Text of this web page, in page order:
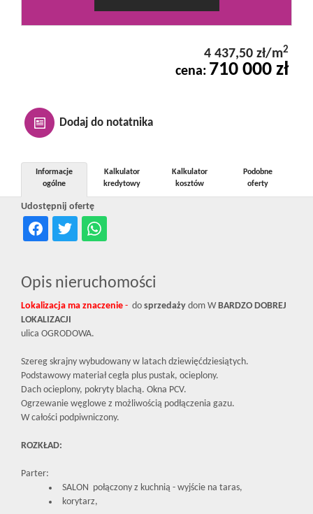
Kontakt
dla
4 437,50 zł/m2
cena: 710 000 zł
Dodaj do notatnika
Udostępnij ofertę
Informacje
ogólne
Kalkulator
kredytowy
Kalkulator
kosztów
Podobne
oferty
Opis nieruchomości
Lokalizacja ma znaczenie - do sprzedaży dom WBARDZO DOBREJ
LOKALIZACJI
ulica OGRODOWA.
Szereg skrajny wybudowany w latach dziewięćdziesiątych.
Podstawowy materiał cegła plus pustak, ocieplony.
Dach ocieplony, pokryty blachą. Okna PCV.
Ogrzewanie węglowe z możliwością podłączenia gazu.
W całości podpiwniczony.
ROZKŁAD:
Parter:
SALON połączony z kuchnią - wyjście na taras,
korytarz,